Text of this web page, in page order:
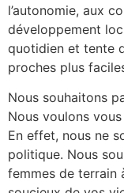
l’autonomie, aux
développement
quotidien et tente
proches plus
Nous souhaitons
Nous voulons
En effet, nous ne
politique. Nous
femmes de terrain